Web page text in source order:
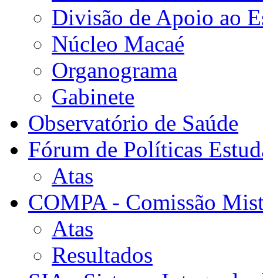
Divisão de Apoio ao
Núcleo Macaé
Organograma
Gabinete
Observatório de Saúde
Fórum de Políticas
Atas
COMPA - Comissão
Atas
Resultados